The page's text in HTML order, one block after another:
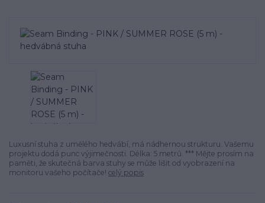
Luxusní stuha z umělého hedvábí, má nádhernou strukturu. Vašemu
projektu dodá punc výjimečnosti. Délka: 5 metrů. *** Mějte prosím na
paměti, že skutečná barva stuhy se může lišit od vyobrazení na
monitoru vašeho počítače! celý popis